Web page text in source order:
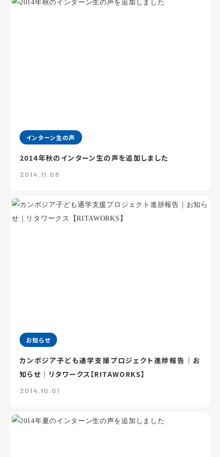
インターン生の声
2014年秋のインターン生の声を追加しました
2014.11.06
お知らせ
カンボジア子ども通学支援プロジェクト進捗報告｜お
知らせ｜リタワークス【RITAWORKS】
2014.10.01